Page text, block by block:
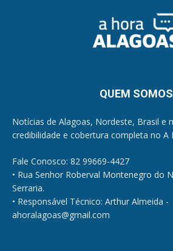
QUEM SOMOS
Notícias de Alagoas, Nordeste, Brasil e
credibilidade e cobertura completa no A
Fale Conosco: 82 99669-4427
• Rua Senhor Roberval Montenegro do
Serraria.
• Responsável Técnico: Arthur Almeida -
ahoralagoas@gmail.com